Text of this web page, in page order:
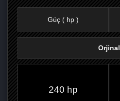
Güç ( hp )
Orjinal
240 hp